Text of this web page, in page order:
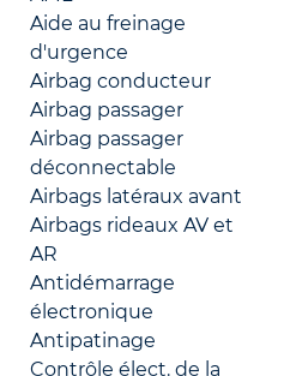
Aide au freinage
d'urgence
Airbag conducteur
Airbag passager
Airbag passager
déconnectable
Airbags latéraux avant
Airbags rideaux AV et
AR
Antidémarrage
électronique
Antipatinage
Contrôle élect. de la